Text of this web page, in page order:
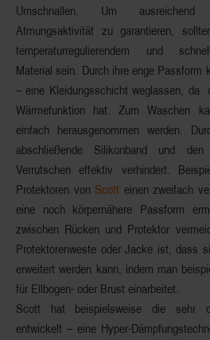
Umschnallen. Um ausreichend
Atmungsaktivität zu garantieren,
temperaturregulierendem und
Material sein. Durch ihre enge Passform
– eine Kleidungsschicht weglassen, da
Wärmefunktion hat. Zum Waschen
einfach herausgenommen werden.
abschließende Silikonband und
Verrutschen effektiv verhindert.
Protektoren von Scott einen zweifach
eine noch körpernähere Passform
zwischen Rücken und Protektor
Protektorenweste oder Jacke ist, dass
erweitert werden kann, indem man
für Ellbogen- oder Brust einarbeitet.
Scott hat beispielsweise die sehr
entwickelt – eine Hyper-